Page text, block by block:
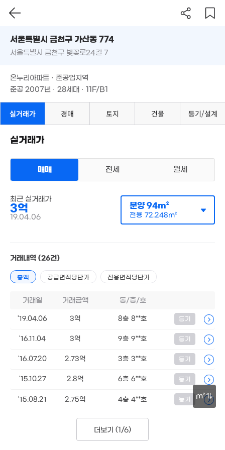
월 4만
55억
37m²
월 65만
32m²
3.29억
77m²
23억
'24. 09
2.4억
8m²
'23. 11
4.05억
0m²
전용72m²
'16. 12
필터 매물 탐색
서울시 금천구 가산동 774
준공 2007년 · 28세대 · 11F/B1
m²
서울특별시 금천구 가산동 774
서울특별시 금천구 벚꽃로24길 7
온누리아파트 · 준공업지역
준공 2007년 · 28세대 · 11F/B1
실거래가 경매 토지 건물 등기/설계
실거래가
매매 전세 월세
최근 실거래가
3억
19.04.06
분양94m²
전용 72.248m²
거래내역 (26건)
총액 공급면적당단가 전용면적당단가
거래일 거래금액 동/층/호
'19.04.06 3억 8층 8**호 등기
'16.11.04 3억 9층 9**호 등기
'16.07.20 2.73억 3층 3**호 등기
'15.10.27 2.8억 6층 6**호 등기
'15.08.21 2.75억 4층 4**호 등기
더보기 (1/6)